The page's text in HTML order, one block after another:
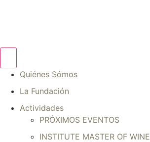
Quiénes Sómos
La Fundación
Actividades
PRÓXIMOS EVENTOS
INSTITUTE MASTER OF WINE